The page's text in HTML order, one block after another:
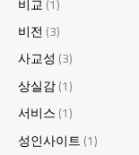
비전(3)
사교성 (3)
상실감(1)
서비스(1)
성인사이트(1)